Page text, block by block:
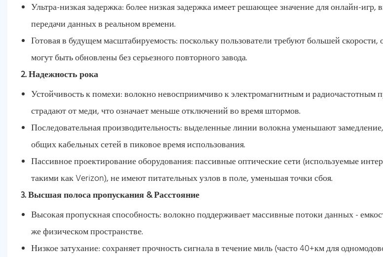
Ультра-низкая задержка: более низкая задержка имеет решающее значение для онлайн-игр,
передачи данных в реальном времени.
Готовая в будущем масштабируемость: поскольку пользователи требуют большей скорости,
могут быть обновлены без серьезного повторного завода.
2. Надежность рока
Устойчивость к помехи: волокно невосприимчиво к электромагнитным и радиочастотным
страдают от меди, что означает меньше отключений во время штормов.
Последовательная производительность: выделенные линии волокна уменьшают
общих кабельных сетей в пиковое время использования.
Пассивное проектирование оборудования: пассивные оптические сети (используемые
такими как Verizon), не имеют питательных узлов в поле, уменьшая точки сбоя.
3. Высшая полоса пропускания & Расстояние
Высокая пропускная способность: волокно поддерживает массивные потоки данных -
же физическом пространстве.
Низкое затухание: сохраняет прочность сигнала в течение миль (часто 40+км для